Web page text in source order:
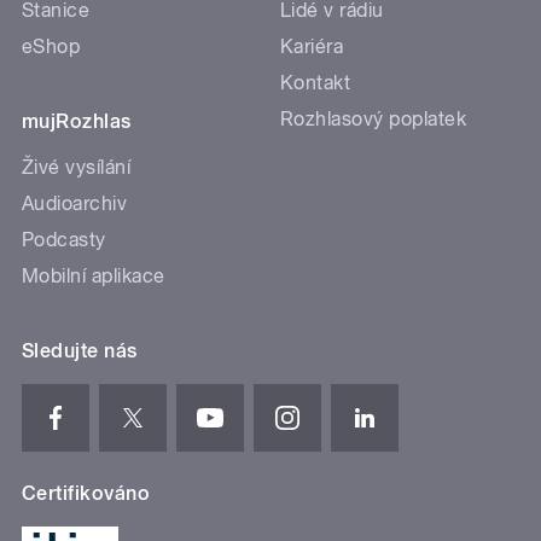
Stanice
eShop
mujRozhlas
Živé vysílání
Audioarchiv
Podcasty
Mobilní aplikace
Lidé v rádiu
Kariéra
Kontakt
Rozhlasový poplatek
Sledujte nás
Certifikováno